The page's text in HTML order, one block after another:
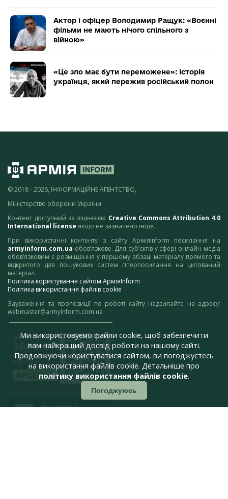
Актор і офіцер Володимир Ращук: «Воєнні
фільми не мають нічого спільного з
війною»
«Це зло має бути переможене»: історія
українця, який пережив російський полон
© 2018 - 2026, ІНФОРМАЦІЙНЕ АГЕНТСТВО,
Міністерство оборони України
Контент доступний за ліцензією Creative Commons Attribution 4.0
International license якщо не зазначено інше.
При використанні контенту з сайту АрміяInform посилання на
armyinform.com.ua обов’язкове. Для суб’єктів у сфері онлайн-медіа
обов’язковим є розміщення у першому абзаці матеріалу прямого та
відкритого для пошукових систем гіперпосилання на цитований
матеріал.
Політика користування сайтом АрміяInform
Політика використання файлів cookie
Зауваження та пропозиції по роботі сайту надсилайте на адресу:
webmaster@armyinform.com.ua
Ми використовуємо файли cookie, щоб забезпечити
вам найкращий досвід роботи на нашому сайті.
Продовжуючи користуватися сайтом, ви погоджуєтесь
на використання файлів cookie. Детальніше про
політику використання файлів cookie.
Погоджуюсь